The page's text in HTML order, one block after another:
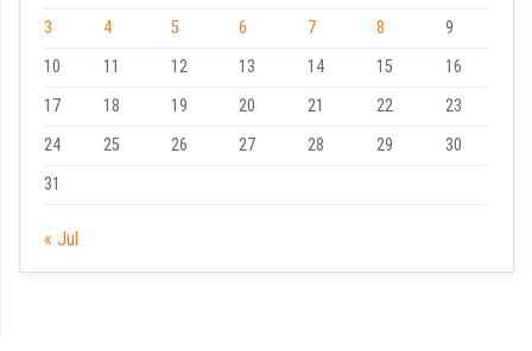
3
4 5 6 7 8
9
10
11 12 13 14 15
16
17
18 19 20 21 22
23
24
25 26 27 28 29
30
31
« Jul